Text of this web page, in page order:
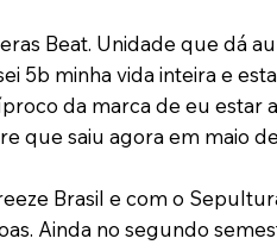
Beat. Unidade que dá
5b minha vida inteira e
da marca de eu estar
que saiu agora em maio
Brasil e com o
Ainda no segundo